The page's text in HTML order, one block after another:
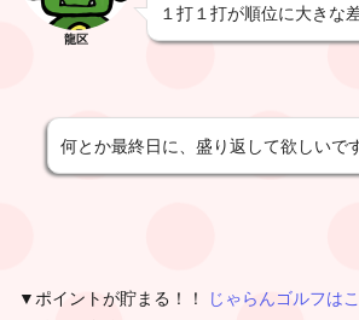
龍区
１打１打が順位に大きな
何とか最終日に、盛り返して欲しいで
▼ポイントが貯まる！！
じゃらんゴルフは